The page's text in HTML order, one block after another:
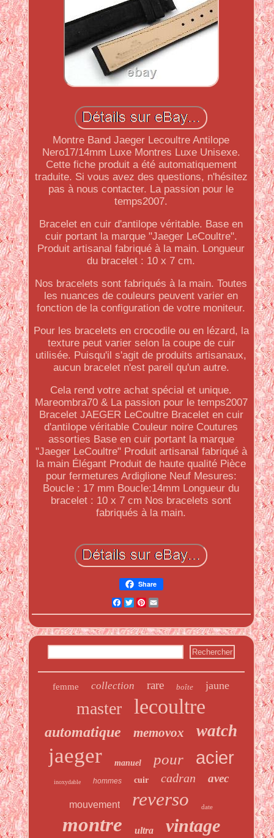
Montre Band Jaeger Lecoultre Antilope
Nero17/14mm Luxe Montres Luxe Unisexe.
Cette fiche produit a été automatiquement
traduite. Si vous avez des questions, n'hésitez
pas à nous contacter. La passion pour le
temps2007.
Bracelet en cuir d'antilope véritable. Base en
cuir portant la marque "Jaeger LeCoultre".
Produit artisanal fabriqué à la main. Longueur
du bracelet : 10 x 7 cm.
Nos bracelets sont fabriqués à la main. Toutes
les nuances de couleurs peuvent varier en
fonction de la configuration de votre moniteur.
Pour les bracelets en crocodile ou en lézard, la
texture peut varier selon la coupe de cuir
utilisée. Puisqu'il s'agit de produits artisanaux,
aucun bracelet n'est pareil qu'un autre.
Cela rend votre achat spécial et unique.
Mareombra70 & La passion pour le temps2007
Bracelet JAEGER LeCoultre Bracelet en cuir
d'antilope véritable Couleur noire Coutures
assorties Base en cuir portant la marque
"Jaeger LeCoultre" Produit artisanal fabriqué à
la main Élégant Produit de haute qualité Pièce
pour fermetures Ardiglione Neuf Mesures:
Boucle : 17 mm Boucle:14mm Longueur du
bracelet : 10 x 7 cm Nos bracelets sont
fabriqués à la main.
Share
Facebook
Twitter
Pinterest
Email
femme collection rare boîte jaune
master lecoultre
automatique memovox watch
jaeger manuel pour acier
inoxydable hommes cuir cadran avec
mouvement reverso date
montre ultra vintage